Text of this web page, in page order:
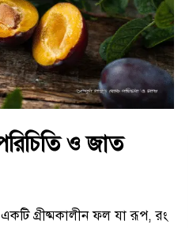
ও জাত
গ্রীষ্মকালীন ফল যা রূপ, রং